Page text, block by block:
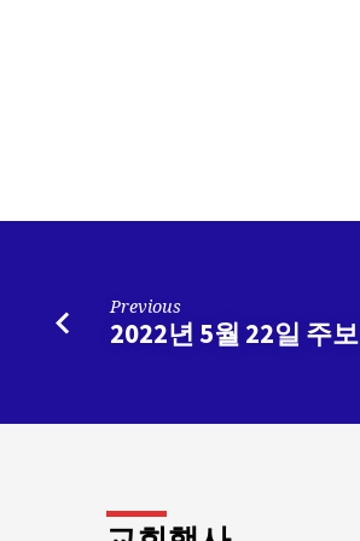
Previous
2022년 5월 22일 주보